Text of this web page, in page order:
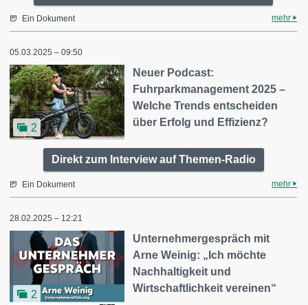
Ein Dokument mehr
05.03.2025 – 09:50
2
Neuer Podcast:
Fuhrparkmanagement 2025 –
Welche Trends entscheiden
über Erfolg und Effizienz?
Direkt zum Interview auf Themen-Radio
Ein Dokument mehr
28.02.2025 – 12:21
2
Unternehmergespräch mit
Arne Weinig: „Ich möchte
Nachhaltigkeit und
Wirtschaftlichkeit vereinen“